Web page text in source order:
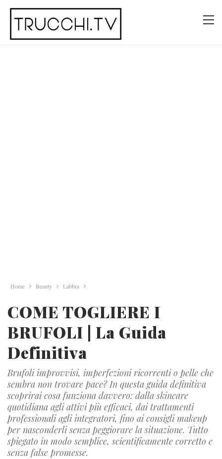
Home Beauty Labbra
COME TOGLIERE I
BRUFOLI | La Guida
Definitiva
Brufoli improvvisi, imperfezioni ricorrenti o pelle che
sembra non trovare pace? In questa guida definitiva
scoprirai cosa funziona davvero: dalla skincare
quotidiana agli attivi più efficaci, dai trattamenti
professionali agli integratori, fino ai consigli makeup
per nasconderli senza peggiorare la situazione. Tutto
spiegato in modo semplice, scientificamente corretto e
senza false promesse.